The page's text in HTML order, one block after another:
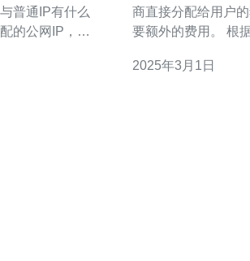
的公网IP，未
发稳定性以
商直接分配给用户
要额外的费用。 根据不同的网络服务提供商和套餐，原生
个月额外收费的。
2025年3月1日